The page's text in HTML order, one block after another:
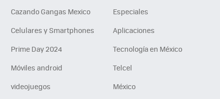
Cazando Gangas Mexico
Especiales
Celulares y Smartphones
Aplicaciones
Prime Day 2024
Tecnología en México
Móviles android
Telcel
videojuegos
México